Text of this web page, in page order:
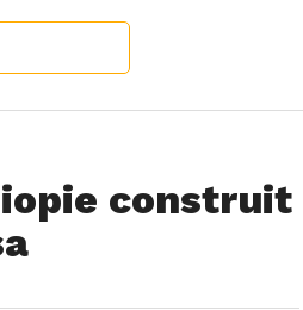
construit